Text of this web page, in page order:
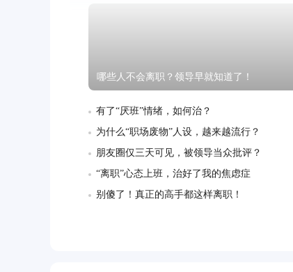
哪些人不会离职？领导早就知道了！
有了“厌班”情绪，如何治？
为什么“职场废物”人设，越来越流行？
朋友圈仅三天可见，被领导当众批评？
“离职”心态上班，治好了我的焦虑症
别傻了！真正的高手都这样离职！